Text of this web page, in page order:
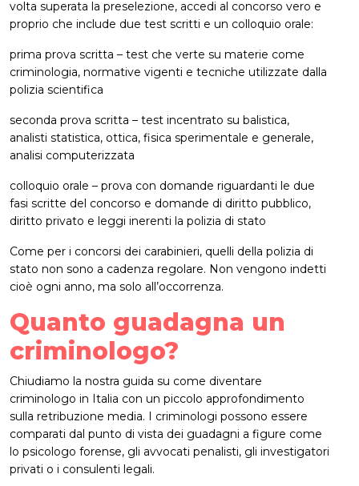
volta superata la preselezione, accedi al concorso vero e
proprio che include due test scritti e un colloquio orale:
prima prova scritta – test che verte su materie come
criminologia, normative vigenti e tecniche utilizzate dalla
polizia scientifica
seconda prova scritta – test incentrato su balistica,
analisti statistica, ottica, fisica sperimentale e generale,
analisi computerizzata
colloquio orale – prova con domande riguardanti le due
fasi scritte del concorso e domande di diritto pubblico,
diritto privato e leggi inerenti la polizia di stato
Come per i concorsi dei carabinieri, quelli della polizia di
stato non sono a cadenza regolare. Non vengono indetti
cioè ogni anno, ma solo all’occorrenza.
Quanto guadagna un
criminologo?
Chiudiamo la nostra guida su come diventare
criminologo in Italia con un piccolo approfondimento
sulla retribuzione media. I criminologi possono essere
comparati dal punto di vista dei guadagni a figure come
lo psicologo forense, gli avvocati penalisti, gli investigatori
privati o i consulenti legali.